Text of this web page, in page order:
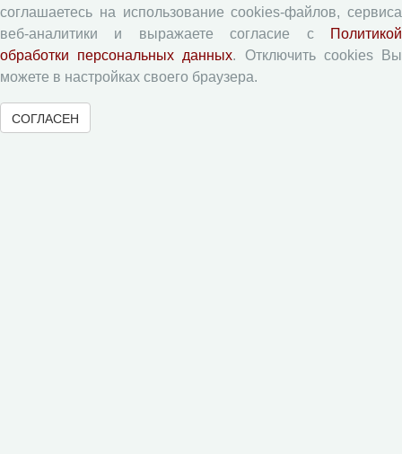
Экономические и социальные перемены
Проблемы развития территории
Вопросы территориального развития
Юный экономист
соглашаетесь на использование cookies-файлов, сервиса
веб-аналитики и выражаете согласие с
Политикой
обработки персональных данных. Отключить cookies Вы
можете в настройках своего браузера.
СОГЛАСЕН